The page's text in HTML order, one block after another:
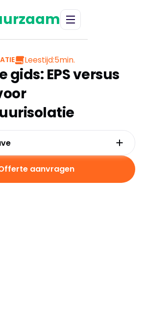
Leestijd:5min.
gids: EPS versus
polystyreen) isolatie: Een
aanvragen